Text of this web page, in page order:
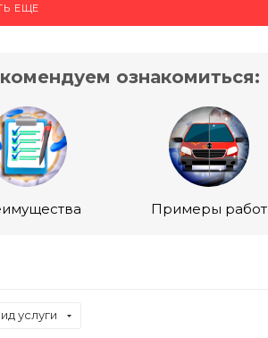
ЕЩЕ
ознакомиться:
Примеры работ
услуги